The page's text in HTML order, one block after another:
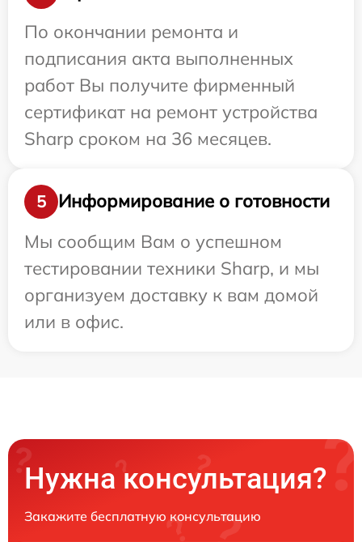
По окончании ремонта и
подписания акта выполненных
работ Вы получите фирменный
сертификат на ремонт устройства
Sharp сроком на 36 месяцев.
5
Информирование о готовности
Мы сообщим Вам о успешном
тестировании техники Sharp, и мы
организуем доставку к вам домой
или в офис.
Нужна консультация?
Закажите бесплатную консультацию